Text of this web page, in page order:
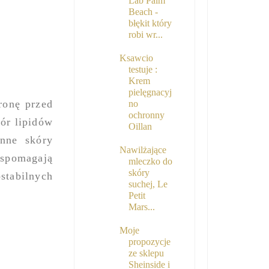
przed
lipidów
skóry
Beach -
błękit który
robi wr...
Ksawcio
testuje :
Krem
pielęgnacyj
no
ochronny
Oillan
Nawilżające
mleczko do
skóry
suchej, Le
Petit
Mars...
Moje
propozycje
ze sklepu
Sheinside i